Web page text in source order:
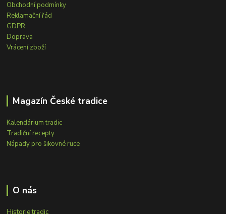
Obchodní podmínky
Reklamační řád
GDPR
Doprava
Vrácení zboží
Magazín České tradice
Kalendárium tradic
Tradiční recepty
Nápady pro šikovné ruce
O nás
Historie tradic